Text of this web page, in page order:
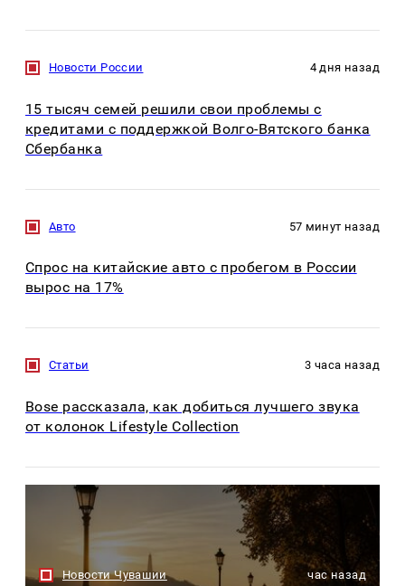
Новости России 4 дня назад
15 тысяч семей решили свои проблемы с
кредитами с поддержкой Волго-Вятского банка
Сбербанка
Авто 57 минут назад
Спрос на китайские авто с пробегом в России
вырос на 17%
Статьи 3 часа назад
Bose рассказала, как добиться лучшего звука
от колонок Lifestyle Collection
Новости Чувашии час назад